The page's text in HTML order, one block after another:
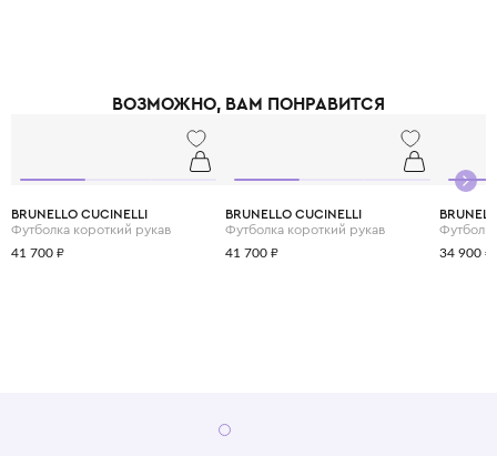
а главное - сделать его детство по-настоящему незабываемым и
ВОЗМОЖНО, ВАМ ПОНРАВИТСЯ
BRUNELLO CUCINELLI
Футболка короткий рукав
41 700 ₽
BRUNELLO CUCINELLI
Футболка короткий рукав
41 700 ₽ 34 900 ₽